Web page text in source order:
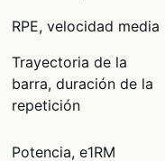
RPE, velocidad media
Trayectoria de la
barra, duración de la
repetición
Potencia, e1RM